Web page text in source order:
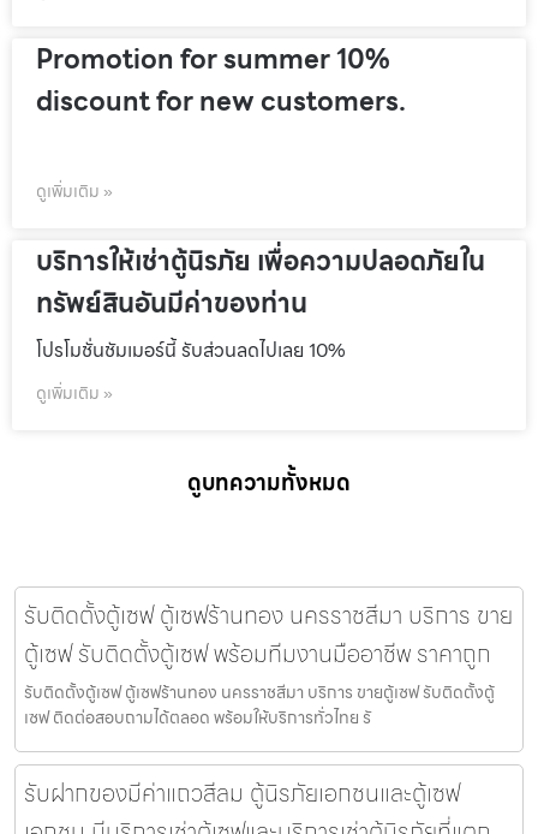
Promotion for summer 10%
discount for new customers.
ดูเพิ่มเติม »
บริการให้เช่าตู้นิรภัย เพื่อความปลอดภัยใน
ทรัพย์สินอันมีค่าของท่าน
โปรโมชั่นชัมเมอร์นี้ รับส่วนลดไปเลย 10%
ดูเพิ่มเติม »
ดูบทความทั้งหมด
รับติดตั้งตู้เซฟ ตู้เซฟร้านทอง นครราชสีมา บริการ ขาย
ตู้เซฟ รับติดตั้งตู้เซฟ พร้อมทีมงานมืออาชีพ ราคาถูก
รับติดตั้งตู้เซฟ ตู้เซฟร้านทอง นครราชสีมา บริการ ขายตู้เซฟ รับติดตั้งตู้
เซฟ ติดต่อสอบถามได้ตลอด พร้อมให้บริการทั่วไทย รั
รับฝากของมีค่าแถวสีลม ตู้นิรภัยเอกชนและตู้เซฟ